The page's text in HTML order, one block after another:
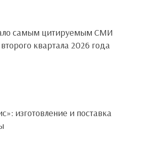
самым цитируемым СМИ
квартала 2026 года
изготовление и поставка